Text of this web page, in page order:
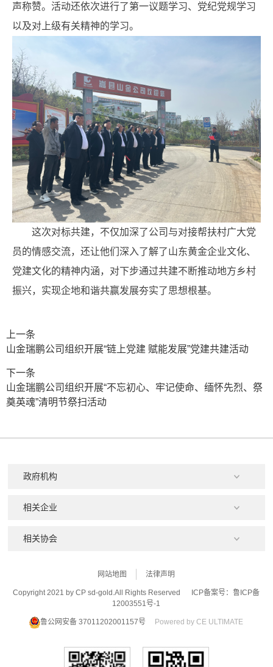
声称赞。活动还依次进行了第一议题学习、党纪党规学习
以及对上级有关精神的学习。
这次对标共建，不仅加深了公司与对接帮扶村广大党
员的情感交流，还让他们深入了解了山东黄金企业文化、
党建文化的精神内涵，对下步通过共建不断推动地方乡村
振兴，实现企地和谐共赢发展夯实了思想根基。
上一条
山金瑞鹏公司组织开展“链上党建 赋能发展”党建共建活动
下一条
山金瑞鹏公司组织开展“不忘初心、牢记使命、缅怀先烈、祭
奠英魂”清明节祭扫活动
网站地图 法律声明
Copyright 2021 by CP sd-gold.All Rights Reserved
ICP备案号：鲁ICP备
12003551号-1
鲁公网安备 37011202001157号 Powered by CE ULTIMATE